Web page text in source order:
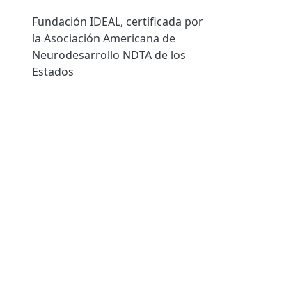
Fundación IDEAL, certificada por
la Asociación Americana de
Neurodesarrollo NDTA de los
Estados